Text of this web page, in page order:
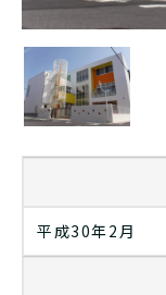
平成30年2月